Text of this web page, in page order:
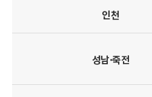
인천
성남·죽전